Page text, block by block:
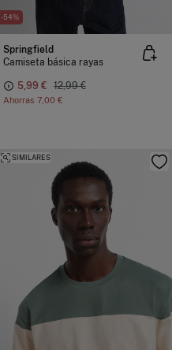
-54%
Springfield
Camiseta básica rayas
5,99 € 12,99 €
Ahorras 7,00 €
SIMILARES